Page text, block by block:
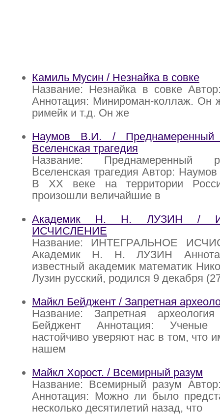
Камиль Мусин / Незнайка в совке
Название: Незнайка в совке
Аннотация: Минироман-коллаж. Он
римейк и т.д. Он же
Наумов В.И. /
Вселенская трагедия
Название: Преднамеренный
Вселенская трагедия Автор:
В ХХ веке на территории
произошли величайшие в
Академик Н. Н. ЛУЗИН /
ИСЧИСЛЕНИЕ
Название: ИНТЕГРАЛЬНОЕ
Академик Н. Н. ЛУЗИН
известный академик математик
Лузин русский, родился 9 декабря
Майкл Бейджент / Запретная
Название: Запретная
Бейджент Аннотация: Ученые
настойчиво уверяют нас в том, что
нашем
Майкл Хорост. / Всемирный разум
Название: Всемирный разум
Аннотация: Можно ли было
несколько десятилетий назад, что